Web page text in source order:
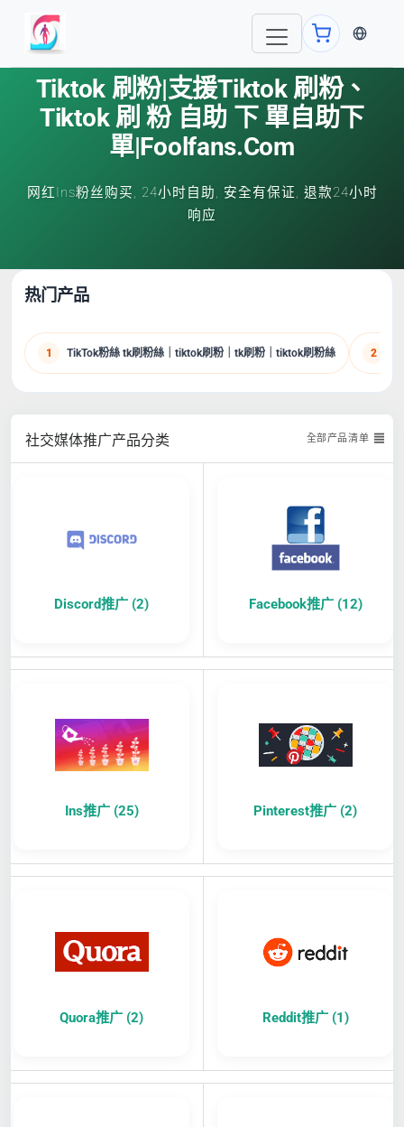
当前语
Tiktok 刷粉|支援tiktok 刷粉、
Tiktok 刷 粉 自助 下 單自助下
單|foolfans.com
网红Ins粉丝购买, 24小时自助, 安全有保证, 退款24小时
响应
热门产品
1 TikTok粉絲 tk刷粉絲｜tiktok刷粉｜tk刷粉｜tiktok刷粉絲 2
社交媒体推广产品分类 全部产品清单
Discord推广 (2) Facebook推广 (12)
Ins推广 (25) Pinterest推广 (2)
Quora推广 (2) Reddit推广 (1)